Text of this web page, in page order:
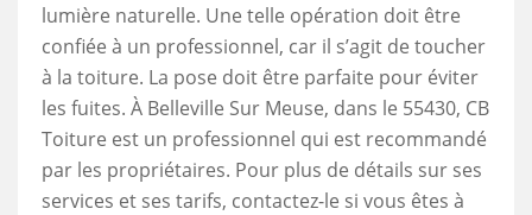
lumière naturelle. Une telle opération doit être
confiée à un professionnel, car il s’agit de toucher
à la toiture. La pose doit être parfaite pour éviter
les fuites. À Belleville Sur Meuse, dans le 55430, CB
Toiture est un professionnel qui est recommandé
par les propriétaires. Pour plus de détails sur ses
services et ses tarifs, contactez-le si vous êtes à